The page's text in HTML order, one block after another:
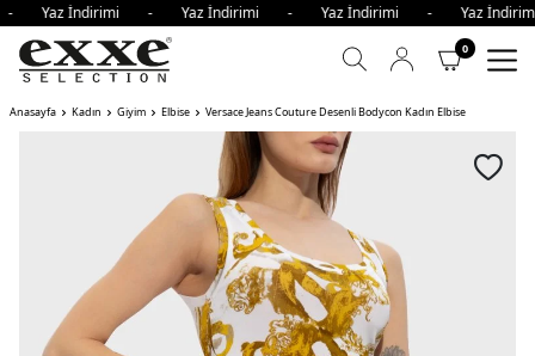
Yaz İndirimi - Yaz İndirimi - Yaz İndirimi - Yaz
0
Anasayfa Kadın Giyim Elbise Versace Jeans Couture Desenli Bodycon Kadın Elbise